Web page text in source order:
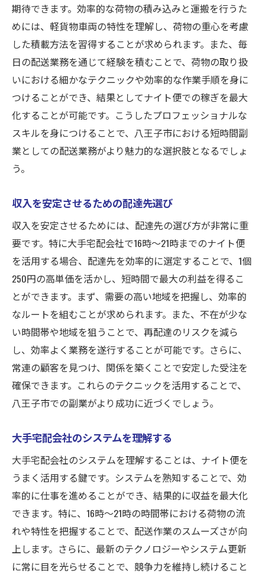
期待できます。効率的な荷物の積み込みと運搬を行うた
めには、軽貨物車両の特性を理解し、荷物の重心を考慮
した積載方法を習得することが求められます。また、毎
日の配送業務を通じて経験を積むことで、荷物の取り扱
いにおける細かなテクニックや効率的な作業手順を身に
つけることができ、結果としてナイト便での稼ぎを最大
化することが可能です。こうしたプロフェッショナルな
スキルを身につけることで、八王子市における短時間副
業としての配送業務がより魅力的な選択肢となるでしょ
う。
収入を安定させるための配達先選び
収入を安定させるためには、配達先の選び方が非常に重
要です。特に大手宅配会社で16時〜21時までのナイト便
を活用する場合、配達先を効率的に選定することで、1個
250円の高単価を活かし、短時間で最大の利益を得るこ
とができます。まず、需要の高い地域を把握し、効率的
なルートを組むことが求められます。また、不在が少な
い時間帯や地域を狙うことで、再配達のリスクを減ら
し、効率よく業務を遂行することが可能です。さらに、
常連の顧客を見つけ、関係を築くことで安定した受注を
確保できます。これらのテクニックを活用することで、
八王子市での副業がより成功に近づくでしょう。
大手宅配会社のシステムを理解する
大手宅配会社のシステムを理解することは、ナイト便を
うまく活用する鍵です。システムを熟知することで、効
率的に仕事を進めることができ、結果的に収益を最大化
できます。特に、16時〜21時の時間帯における荷物の流
れや特性を把握することで、配送作業のスムーズさが向
上します。さらに、最新のテクノロジーやシステム更新
に常に目を光らせることで、競争力を維持し続けること